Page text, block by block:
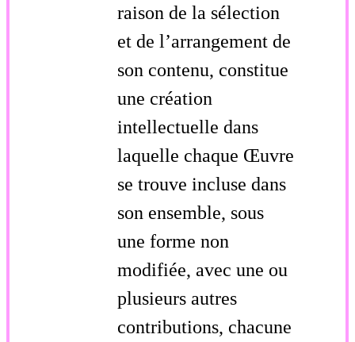
raison de la sélection
et de l’arrangement de
son contenu, constitue
une création
intellectuelle dans
laquelle chaque Œuvre
se trouve incluse dans
son ensemble, sous
une forme non
modifiée, avec une ou
plusieurs autres
contributions, chacune